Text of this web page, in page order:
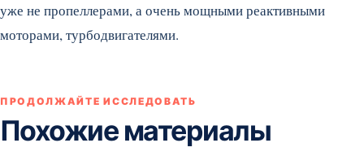
уже не пропеллерами, а очень мощными реактивными
моторами, турбодвигателями.
ПРОДОЛЖАЙТЕ ИССЛЕДОВАТЬ
Похожие материалы